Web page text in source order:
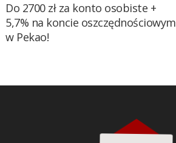
Do 2700 zł za konto osobiste +
5,7% na koncie oszczędnościowym
w Pekao!